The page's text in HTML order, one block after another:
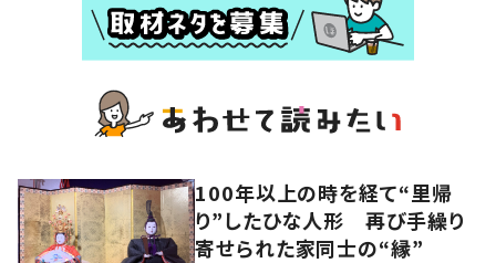
100年以上の時を経て“里帰
り”したひな人形 再び手繰り
寄せられた家同士の“縁”